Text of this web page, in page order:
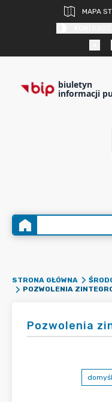
MAPA
biuletyn
informacji
STRONA GŁÓWNA
POZWOLENIA
Pozwolenia